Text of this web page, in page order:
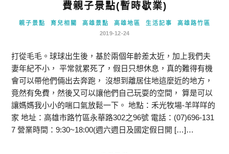
費親子景點(暫時歇業)
親子景點 育兒相關 高雄景點 高雄地區 生活記事
高雄路竹區
2019-12-24
打從毛毛。球球出生後，基於兩個年齡差太近，加上我們夫
妻年紀不小， 平常就累死了，假日只想休息，真的難得有機
會可以帶他們倆出去奔跑， 沒想到離居住地這麼近的地方，
竟然有免費，然後又可以讓他們自己玩耍的空間， 算是可以
讓媽媽我小小的喘口氣放鬆一下。 地點：禾光牧場-羊咩咩的
家 地址：高雄市路竹區永華路302之96號 電話：(07)696-131
7 營業時間：9:30~18:00(週六週日及國定假日開 […]…